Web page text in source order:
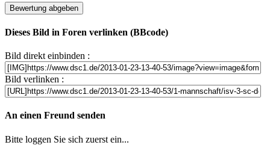
Dieses Bild in Foren verlinken (BBcode)
Bild direkt einbinden :
Bild verlinken :
An einen Freund senden
Bitte loggen Sie sich zuerst ein...